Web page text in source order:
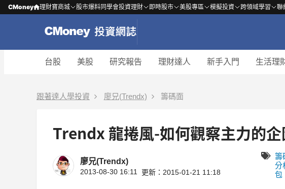
CMoney 理財寶商城 股市爆料同學會投資理財 即時股市 美股專區 模擬投資 跨領域學習 聯
台股 美股 研究報告 理財達人 新手入門 生活理
跟著達人學投資 廖兄(Trendx) 籌碼面
Trendx 龍捲風-如何觀察主力的
廖兄(Trendx)
2013-08-30 16:11 更新：2015-01-21 11:18
籌
分
包